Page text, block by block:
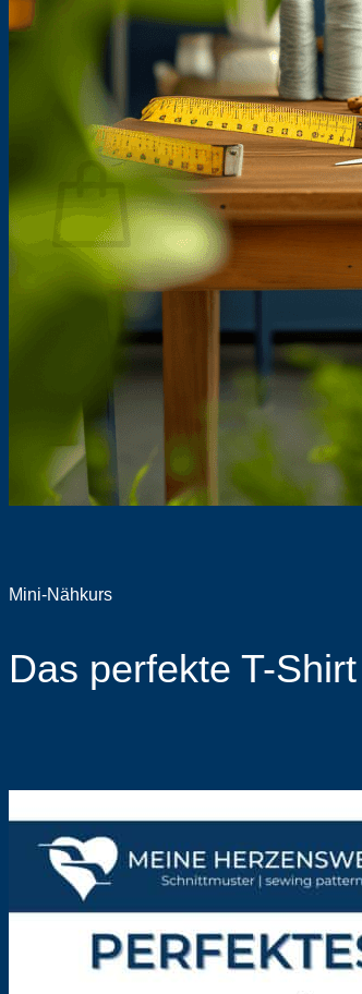
Newsletter
Kontakt
Warenkorb
Es befinden sich keine Produkte im
Zurück zum Shop
Mini-Nähkurs
Das perfekte T-